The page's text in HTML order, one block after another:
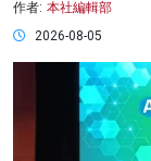
作者: 本社編輯部
2026-08-05